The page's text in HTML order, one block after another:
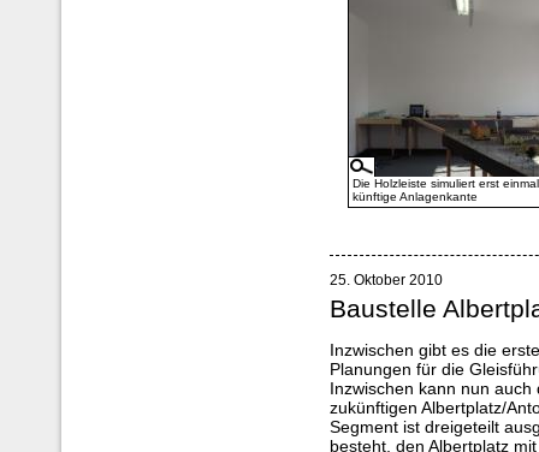
Die Holzleiste simuliert erst
künftige Anlagenkante
25. Oktober 2010
Baustelle
Inzwischen gibt es die
Planungen für die
Inzwischen kann nun
zukünftigen Albertplatz/
Segment ist dreigeteilt
besteht, den Albertplatz